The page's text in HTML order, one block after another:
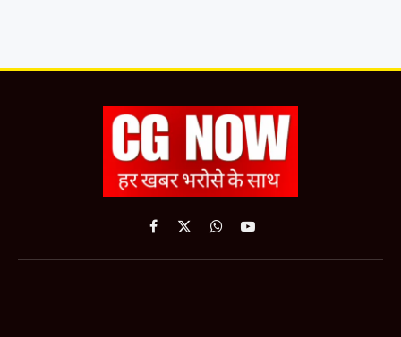
Facebook
X
WhatsApp
YouTube